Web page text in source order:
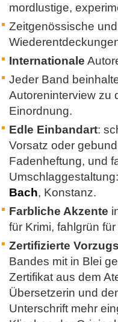
mordlustige,
Zeitgenössische
Internationale
Jeder Band
Autoreninterview zu
Einordnung.
Edle Einbandart:
Vorsatz oder
Fadenheftung, und
Bach, Konstanz.
Farbliche Akzente
für Krimi, fahlgrün
Zertifizierte
Bandes mit in Blei
Zertifikat aus dem
Übersetzerin und
Unterschrift mehr